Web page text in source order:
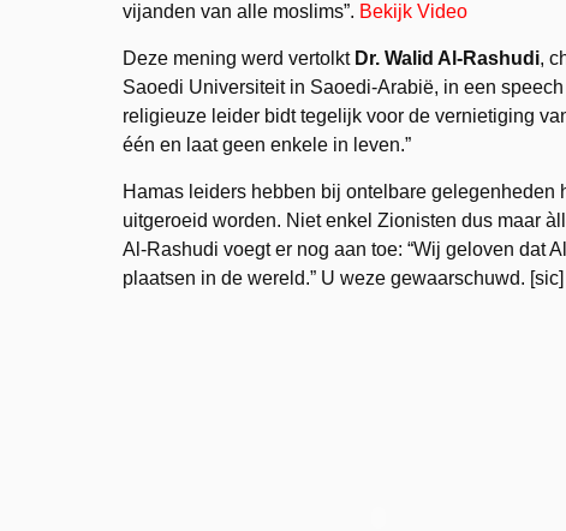
vijanden van alle moslims”. Bekijk Video
Deze mening werd vertolkt Dr. Walid Al-Rashudi,
Saoedi Universiteit in Saoedi-Arabië, in een
religieuze leider bidt tegelijk voor de vernietiging
één en laat geen enkele in leven.”
Hamas leiders hebben bij ontelbare
uitgeroeid worden. Niet enkel Zionisten dus maar
Al-Rashudi voegt er nog aan toe: “Wij geloven dat
plaatsen in de wereld.” U weze gewaarschuwd. [sic]